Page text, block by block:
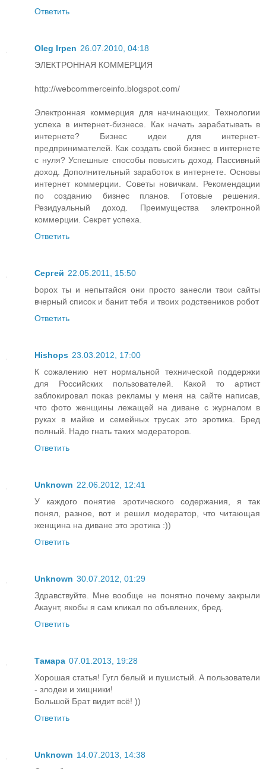
Ответить
Oleg Irpen 26.07.2010, 04:18
ЭЛЕКТРОННАЯ КОММЕРЦИЯ
http://webcommerceinfo.blogspot.com/
Электронная коммерция для начинающих. Технологии
успеха в интернет-бизнесе. Как начать зарабатывать в
интернете? Бизнес идеи для интернет-
предпринимателей. Как создать свой бизнес в интернете
с нуля? Успешные способы повысить доход. Пассивный
доход. Дополнительный заработок в интернете. Основы
интернет коммерции. Советы новичкам. Рекомендации
по созданию бизнес планов. Готовые решения.
Резидуальный доход. Преимущества электронной
коммерции. Секрет успеха.
Ответить
Сергей 22.05.2011, 15:50
bopox ты и непытайся они просто занесли твои сайты
вчерный список и банит тебя и твоих родствеников робот
Ответить
Hishops 23.03.2012, 17:00
К сожалению нет нормальной технической поддержки
для Российских пользователей. Какой то артист
заблокировал показ рекламы у меня на сайте написав,
что фото женщины лежащей на диване с журналом в
руках в майке и семейных трусах это эротика. Бред
полный. Надо гнать таких модераторов.
Ответить
Unknown 22.06.2012, 12:41
У каждого понятие эротического содержания, я так
понял, разное, вот и решил модератор, что читающая
женщина на диване это эротика :))
Ответить
Unknown 30.07.2012, 01:29
Здравствуйте. Мне вообще не понятно почему закрыли
Акаунт, якобы я сам кликал по объвлених, бред.
Ответить
Тамара 07.01.2013, 19:28
Хорошая статья! Гугл белый и пушистый. А пользователи
- злодеи и хищники!
Большой Брат видит всё! ))
Ответить
Unknown 14.07.2013, 14:38